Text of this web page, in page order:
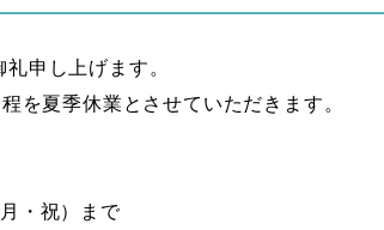
申し上げます。
を夏季休業とさせていただきます。
・祝）まで